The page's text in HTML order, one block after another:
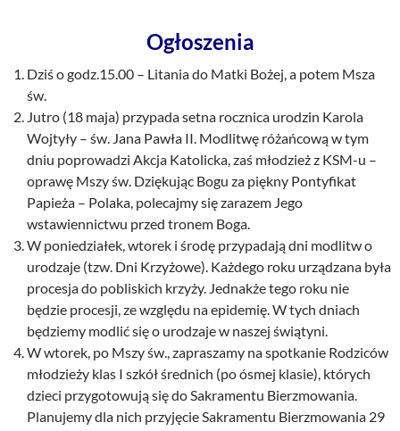
Ogłoszenia
Dziś o godz.15.00 – Litania do Matki Bożej, a potem Msza
św.
Jutro (18 maja) przypada setna rocznica urodzin Karola
Wojtyły – św. Jana Pawła II. Modlitwę różańcową w tym
dniu poprowadzi Akcja Katolicka, zaś młodzież z KSM-u –
oprawę Mszy św. Dziękując Bogu za piękny Pontyfikat
Papieża – Polaka, polecajmy się zarazem Jego
wstawiennictwu przed tronem Boga.
W poniedziałek, wtorek i środę przypadają dni modlitw o
urodzaje (tzw. Dni Krzyżowe). Każdego roku urządzana była
procesja do pobliskich krzyży. Jednakże tego roku nie
będzie procesji, ze względu na epidemię. W tych dniach
będziemy modlić się o urodzaje w naszej świątyni.
W wtorek, po Mszy św., zapraszamy na spotkanie Rodziców
młodzieży klas I szkół średnich (po ósmej klasie), których
dzieci przygotowują się do Sakramentu Bierzmowania.
Planujemy dla nich przyjęcie Sakramentu Bierzmowania 29